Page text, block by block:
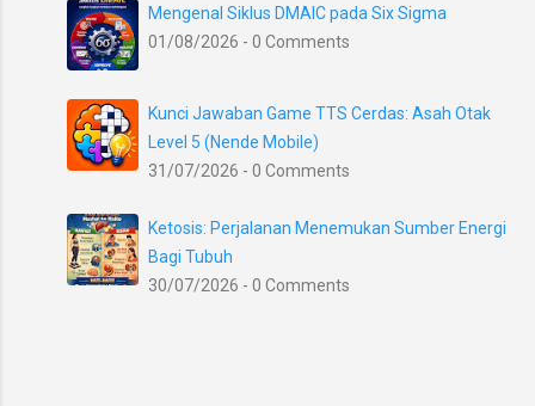
Mengenal Siklus DMAIC pada Six Sigma
01/08/2026 - 0 Comments
Kunci Jawaban Game TTS Cerdas: Asah Otak
Level 5 (Nende Mobile)
31/07/2026 - 0 Comments
Ketosis: Perjalanan Menemukan Sumber Energi
Bagi Tubuh
30/07/2026 - 0 Comments